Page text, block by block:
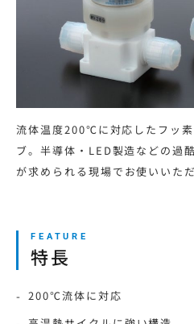
流体温度200℃に対応したフッ
ブ。半導体・LED製造などの過
が求められる現場でお使いいただ
特長
200℃流体に対応